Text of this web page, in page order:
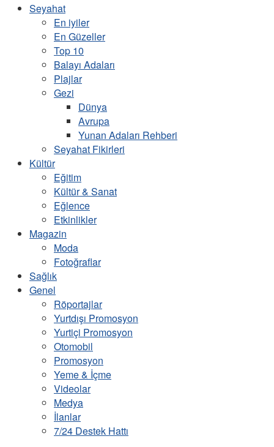
Seyahat
En iyiler
En Güzeller
Top 10
Balayı Adaları
Plajlar
Gezi
Dünya
Avrupa
Yunan Adaları Rehberi
Seyahat Fikirleri
Kültür
Eğitim
Kültür & Sanat
Eğlence
Etkinlikler
Magazin
Moda
Fotoğraflar
Sağlık
Genel
Röportajlar
Yurtdışı Promosyon
Yurtiçi Promosyon
Otomobil
Promosyon
Yeme & İçme
Videolar
Medya
İlanlar
7/24 Destek Hattı